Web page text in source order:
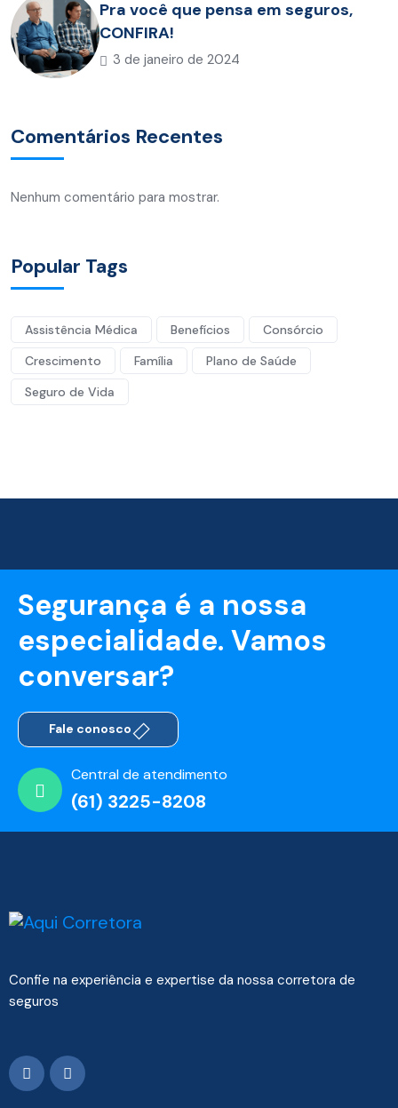
Pra você que pensa em seguros,
CONFIRA!
3 de janeiro de 2024
Comentários Recentes
Nenhum comentário para mostrar.
Popular Tags
Assistência Médica Benefícios
Consórcio
Crescimento
Família
Plano de Saúde
Seguro de Vida
Segurança é a nossa
especialidade. Vamos
conversar?
Fale conosco
Central de atendimento
(61) 3225-8208
Confie na experiência e expertise da nossa corretora de
seguros